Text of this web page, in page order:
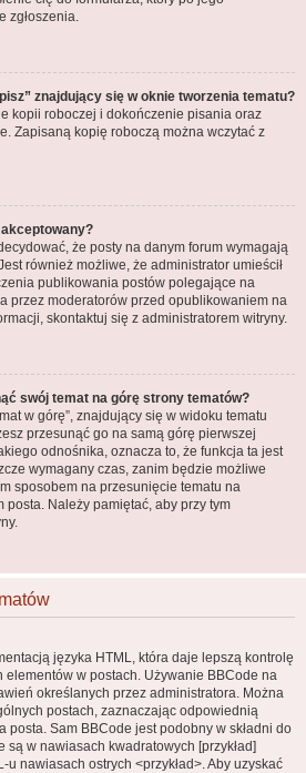
zgłoszenia.
znajdujący się w oknie tworzenia tematu?
kopii roboczej i dokończenie pisania oraz
Zapisaną kopię roboczą można wczytać z
że posty na danym forum wymagają
również możliwe, że administrator umieścił
publikowania postów polegające na
przez moderatorów przed opublikowaniem na
skontaktuj się z administratorem witryny.
swój temat na górę strony tematów?
w górę”, znajdujący się w widoku tematu
przesunąć go na samą górę pierwszej
odnośnika, oznacza to, że funkcja ta jest
wymagany czas, zanim będzie możliwe
sposobem na przesunięcie tematu na
posta. Należy pamiętać, aby przy tym
języka HTML, która daje lepszą kontrolę
w postach. Używanie BBCode na
określanych przez administratora. Można
postach, zaznaczając odpowiednią
posta. Sam BBCode jest podobny w składni do
są w nawiasach kwadratowych [przykład]
u nawiasach ostrych <przykład>. Aby uzyskać